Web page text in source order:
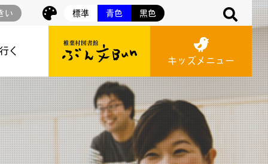
標準 青色 黒色
い
く
キッズメニュー